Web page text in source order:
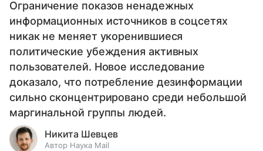
Ограничение показов ненадежных
информационных источников в соцсетях
никак не меняет укоренившиеся
политические убеждения активных
пользователей. Новое исследование
доказало, что потребление дезинформации
сильно сконцентрировано среди небольшой
маргинальной группы людей.
Никита Шевцев
Автор Наука Mail